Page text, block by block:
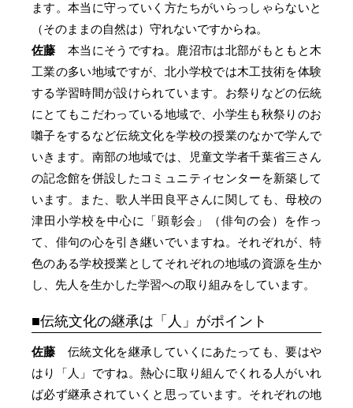
ます。本当に守っていく方たちがいらっしゃらないと
（そのままの自然は）守れないですからね。
佐藤 本当にそうですね。鹿沼市は北部がもともと木
工業の多い地域ですが、北小学校では木工技術を体験
する学習時間が設けられています。お祭りなどの伝統
にとてもこだわっている地域で、小学生も秋祭りのお
囃子をするなど伝統文化を学校の授業のなかで学んで
いきます。南部の地域では、児童文学者千葉省三さん
の記念館を併設したコミュニティセンターを新築して
います。また、歌人半田良平さんに関しても、母校の
津田小学校を中心に「顕彰会」（俳句の会）を作っ
て、俳句の心を引き継いでいますね。それぞれが、特
色のある学校授業としてそれぞれの地域の資源を生か
し、先人を生かした学習への取り組みをしています。
伝統文化の継承は「人」がポイント
佐藤 伝統文化を継承していくにあたっても、要はや
はり「人」ですね。熱心に取り組んでくれる人がいれ
ば必ず継承されていくと思っています。それぞれの地